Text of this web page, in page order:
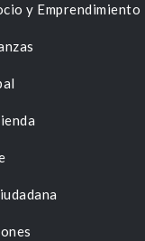
y Emprendimiento